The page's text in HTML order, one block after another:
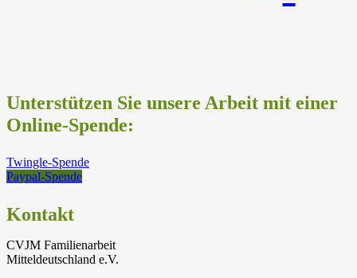
Unterstützen Sie unsere Arbeit mit einer
Online-Spende:
Twingle-Spende
Paypal-Spende
Kontakt
CVJM Familienarbeit
Mitteldeutschland e.V.